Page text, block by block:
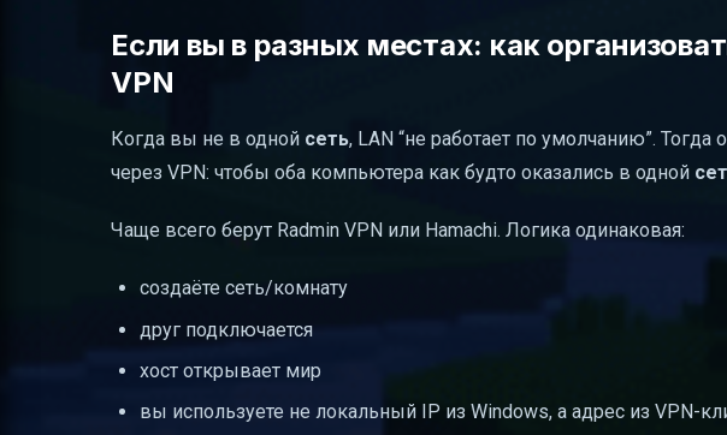
Если вы в разных местах: как
VPN
Когда вы не в одной сеть, LAN “не работает по умолчанию”.
через VPN: чтобы оба компьютера как будто оказались в одной
Чаще всего берут Radmin VPN или Hamachi. Логика одинаковая:
создаёте сеть/комнату
друг подключается
хост открывает мир
вы используете не локальный IP из Windows, а адрес из VPN-